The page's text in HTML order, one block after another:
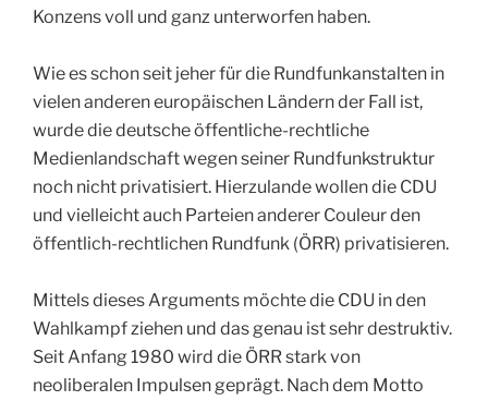
Konzens voll und ganz unterworfen haben.
Wie es schon seit jeher für die Rundfunkanstalten in
vielen anderen europäischen Ländern der Fall ist,
wurde die deutsche öffentliche-rechtliche
Medienlandschaft wegen seiner Rundfunkstruktur
noch nicht privatisiert. Hierzulande wollen die CDU
und vielleicht auch Parteien anderer Couleur den
öffentlich-rechtlichen Rundfunk (ÖRR) privatisieren.
Mittels dieses Arguments möchte die CDU in den
Wahlkampf ziehen und das genau ist sehr destruktiv.
Seit Anfang 1980 wird die ÖRR stark von
neoliberalen Impulsen geprägt. Nach dem Motto